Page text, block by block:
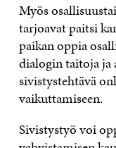
Myös
tarjoavat paitsi
paikan oppia
dialogin taitoja ja
sivistystehtävä
vaikuttamiseen.
Sivistystyö voi